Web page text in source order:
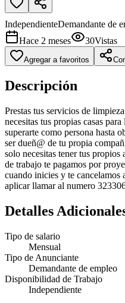
IndependienteDemandante de
Hace 2 meses
30Vistas
Agregar a favoritos
Descripción
Prestas tus servicios de
necesitas tus propias casas
superarte como persona hasta
ser dueñ@ de tu propia
solo necesitas tener tus propios
de trabajo te pagamos por
cuando inicies y te cancelamos
aplicar llamar al numero
Detalles
Tipo de salario
Mensual
Tipo de Anunciante
Demandante de empleo
Disponibilidad de Trabajo
Independiente